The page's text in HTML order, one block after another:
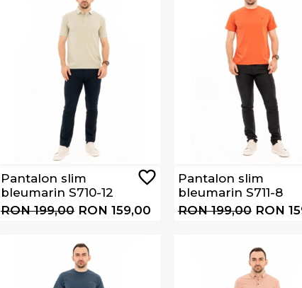
Pantalon slim
bleumarin S710-12
RON 199,00 RON 159,00
Pantalon slim
bleumarin S711-8
RON 199,00 RON